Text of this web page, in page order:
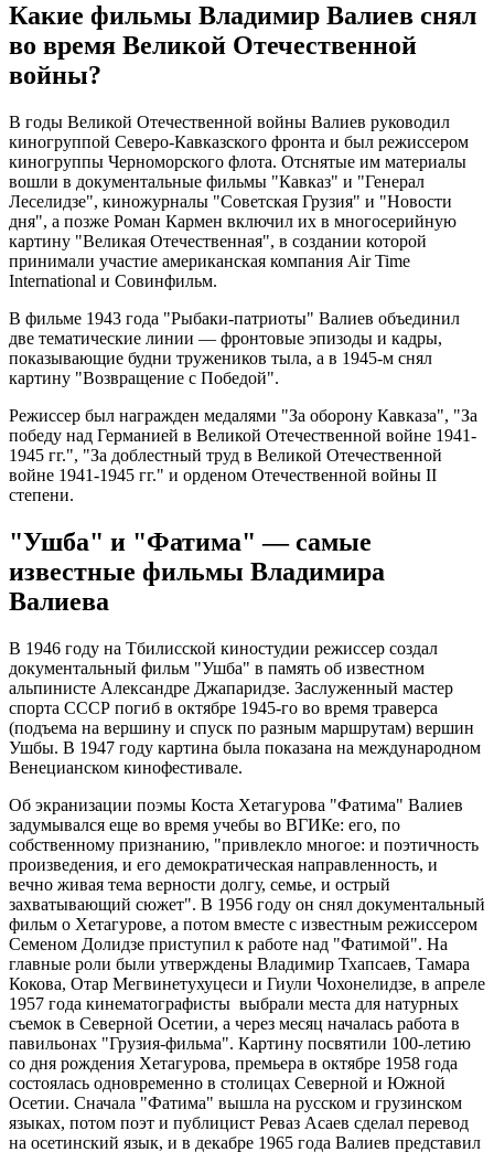
Какие фильмы Владимир Валиев снял
во время Великой Отечественной
войны?
В годы Великой Отечественной войны Валиев руководил
киногруппой Северо-Кавказского фронта и был режиссером
киногруппы Черноморского флота. Отснятые им материалы
вошли в документальные фильмы "Кавказ" и "Генерал
Леселидзе", киножурналы "Советская Грузия" и "Новости
дня", а позже Роман Кармен включил их в многосерийную
картину "Великая Отечественная", в создании которой
принимали участие американская компания Air Time
International и Совинфильм.
В фильме 1943 года "Рыбаки-патриоты" Валиев объединил
две тематические линии — фронтовые эпизоды и кадры,
показывающие будни тружеников тыла, а в 1945-м снял
картину "Возвращение с Победой".
Режиссер был награжден медалями "За оборону Кавказа", "За
победу над Германией в Великой Отечественной войне 1941-
1945 гг.", "За доблестный труд в Великой Отечественной
войне 1941-1945 гг." и орденом Отечественной войны II
степени.
"Ушба" и "Фатима" — самые
известные фильмы Владимира
Валиева
В 1946 году на Тбилисской киностудии режиссер создал
документальный фильм "Ушба" в память об известном
альпинисте Александре Джапаридзе. Заслуженный мастер
спорта СССР погиб в октябре 1945-го во время траверса
(подъема на вершину и спуск по разным маршрутам) вершин
Ушбы. В 1947 году картина была показана на международном
Венецианском кинофестивале.
Об экранизации поэмы Коста Хетагурова "Фатима" Валиев
задумывался еще во время учебы во ВГИКе: его, по
собственному признанию, "привлекло многое: и поэтичность
произведения, и его демократическая направленность, и
вечно живая тема верности долгу, семье, и острый
захватывающий сюжет". В 1956 году он снял документальный
фильм о Хетагурове, а потом вместе с известным режиссером
Семеном Долидзе приступил к работе над "Фатимой". На
главные роли были утверждены Владимир Тхапсаев, Тамара
Кокова, Отар Мегвинетухуцеси и Гиули Чохонелидзе, в апреле
1957 года кинематографисты выбрали места для натурных
съемок в Северной Осетии, а через месяц началась работа в
павильонах "Грузия-фильма". Картину посвятили 100-летию
со дня рождения Хетагурова, премьера в октябре 1958 года
состоялась одновременно в столицах Северной и Южной
Осетии. Сначала "Фатима" вышла на русском и грузинском
языках, потом поэт и публицист Реваз Асаев сделал перевод
на осетинский язык, и в декабре 1965 года Валиев представил